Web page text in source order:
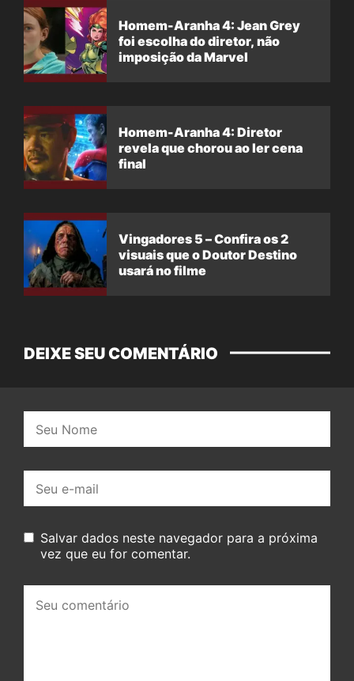
Homem-Aranha 4: Jean Grey
foi escolha do diretor, não
imposição da Marvel
Homem-Aranha 4: Diretor
revela que chorou ao ler cena
final
Vingadores 5 – Confira os 2
visuais que o Doutor Destino
usará no filme
DEIXE SEU COMENTÁRIO
mail:
Salvar dados neste navegador para a próxima
vez que eu for comentar.
comentário: